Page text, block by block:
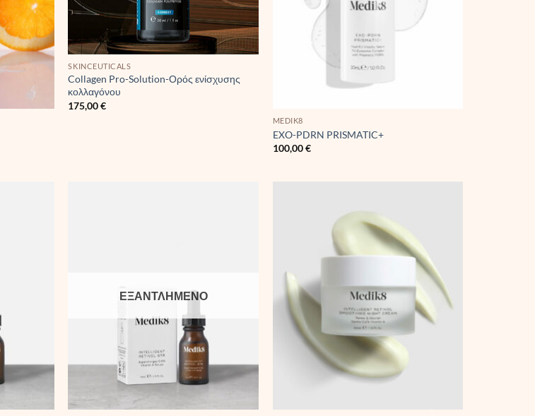
SKINCEUTICALS
Collagen Pro-Solution-Ορός ενίσχυσης
κολλαγόνου
175,00€
MEDIK8
EXO-PDRN PRISMATIC+
100,00€
ΕΞΑΝΤΛΗΜΈΝΟ